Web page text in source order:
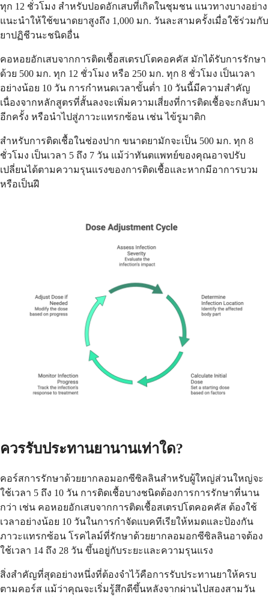
ทุก 12 ชั่วโมง สำหรับปอดอักเสบที่เกิดในชุมชน แนวทางบางอย่าง
แนะนำให้ใช้ขนาดยาสูงถึง 1,000 มก. วันละสามครั้งเมื่อใช้ร่วมกับ
ยาปฏิชีวนะชนิดอื่น
คอหอยอักเสบจากการติดเชื้อสเตรปโตคอคคัส มักได้รับการรักษา
ด้วย 500 มก. ทุก 12 ชั่วโมง หรือ 250 มก. ทุก 8 ชั่วโมง เป็นเวลา
อย่างน้อย 10 วัน การกำหนดเวลาขั้นต่ำ 10 วันนี้มีความสำคัญ
เนื่องจากหลักสูตรที่สั้นลงจะเพิ่มความเสี่ยงที่การติดเชื้อจะกลับมา
อีกครั้ง หรือนำไปสู่ภาวะแทรกซ้อน เช่น ไข้รูมาติก
สำหรับการติดเชื้อในช่องปาก ขนาดยามักจะเป็น 500 มก. ทุก 8
ชั่วโมง เป็นเวลา 5 ถึง 7 วัน แม้ว่าทันตแพทย์ของคุณอาจปรับ
เปลี่ยนได้ตามความรุนแรงของการติดเชื้อและหากมีอาการบวม
หรือเป็นฝี
ควรรับประทานยานานเท่าใด?
คอร์สการรักษาด้วยยากลอมอกซีซิลลินสำหรับผู้ใหญ่ส่วนใหญ่จะ
ใช้เวลา 5 ถึง 10 วัน การติดเชื้อบางชนิดต้องการการรักษาที่นาน
กว่า เช่น คอหอยอักเสบจากการติดเชื้อสเตรปโตคอคคัส ต้องใช้
เวลาอย่างน้อย 10 วันในการกำจัดแบคทีเรียให้หมดและป้องกัน
ภาวะแทรกซ้อน โรคไลม์ที่รักษาด้วยยากลอมอกซีซิลลินอาจต้อง
ใช้เวลา 14 ถึง 28 วัน ขึ้นอยู่กับระยะและความรุนแรง
สิ่งสำคัญที่สุดอย่างหนึ่งที่ต้องจำไว้คือการรับประทานยาให้ครบ
ตามคอร์ส แม้ว่าคุณจะเริ่มรู้สึกดีขึ้นหลังจากผ่านไปสองสามวัน